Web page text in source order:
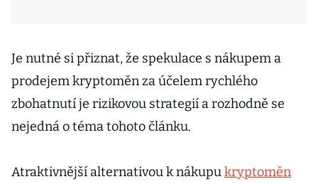
Je nutné si přiznat, že spekulace s nákupem a
prodejem kryptoměn za účelem rychlého
zbohatnutí je rizikovou strategií a rozhodně se
nejedná o téma tohoto článku.
Atraktivnější alternativou k nákupukryptoměn